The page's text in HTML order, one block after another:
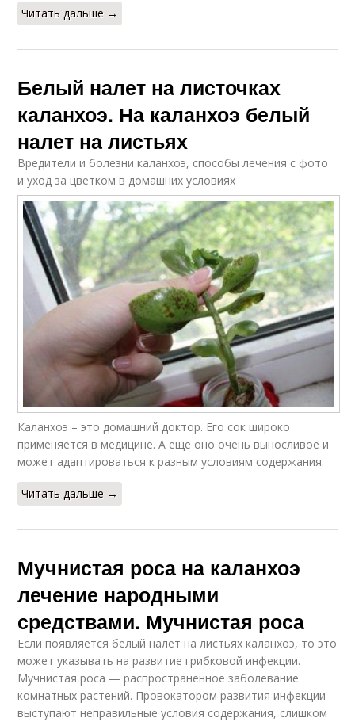
Читать дальше →
Белый налет на листочках
каланхоэ. На каланхоэ белый
налет на листьях
Вредители и болезни каланхоэ, способы лечения с фото
и уход за цветком в домашних условиях
Каланхоэ – это домашний доктор. Его сок широко
применяется в медицине. А еще оно очень выносливое и
может адаптироваться к разным условиям содержания.
Читать дальше →
Мучнистая роса на каланхоэ
лечение народными
средствами. Мучнистая роса
Если появляется белый налет на листьях каланхоэ, то это
может указывать на развитие грибковой инфекции.
Мучнистая роса — распространенное заболевание
комнатных растений. Провокатором развития инфекции
выступают неправильные условия содержания, слишком